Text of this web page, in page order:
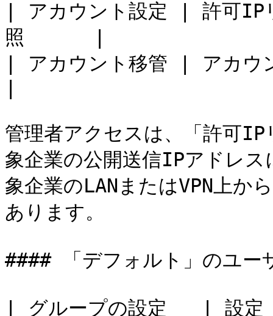
| アカウント設定 | 許可
照      |
| アカウント移管 | アカ
管理者アクセスは、「許可
象企業の公開送信IPアドレス
象企業のLANまたはVPN上か
あります。
#### 「デフォルト」のユー
| グループの設定   |